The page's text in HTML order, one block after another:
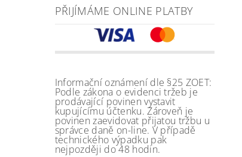
PŘIJÍMÁME ONLINE PLATBY
Informační oznámení dle §25 ZOET:
Podle zákona o evidenci tržeb je
prodávající povinen vystavit
kupujícímu účtenku. Zároveň je
povinen zaevidovat přijatou tržbu u
správce daně on-line. V případě
technického výpadku pak
nejpozději do 48 hodin.